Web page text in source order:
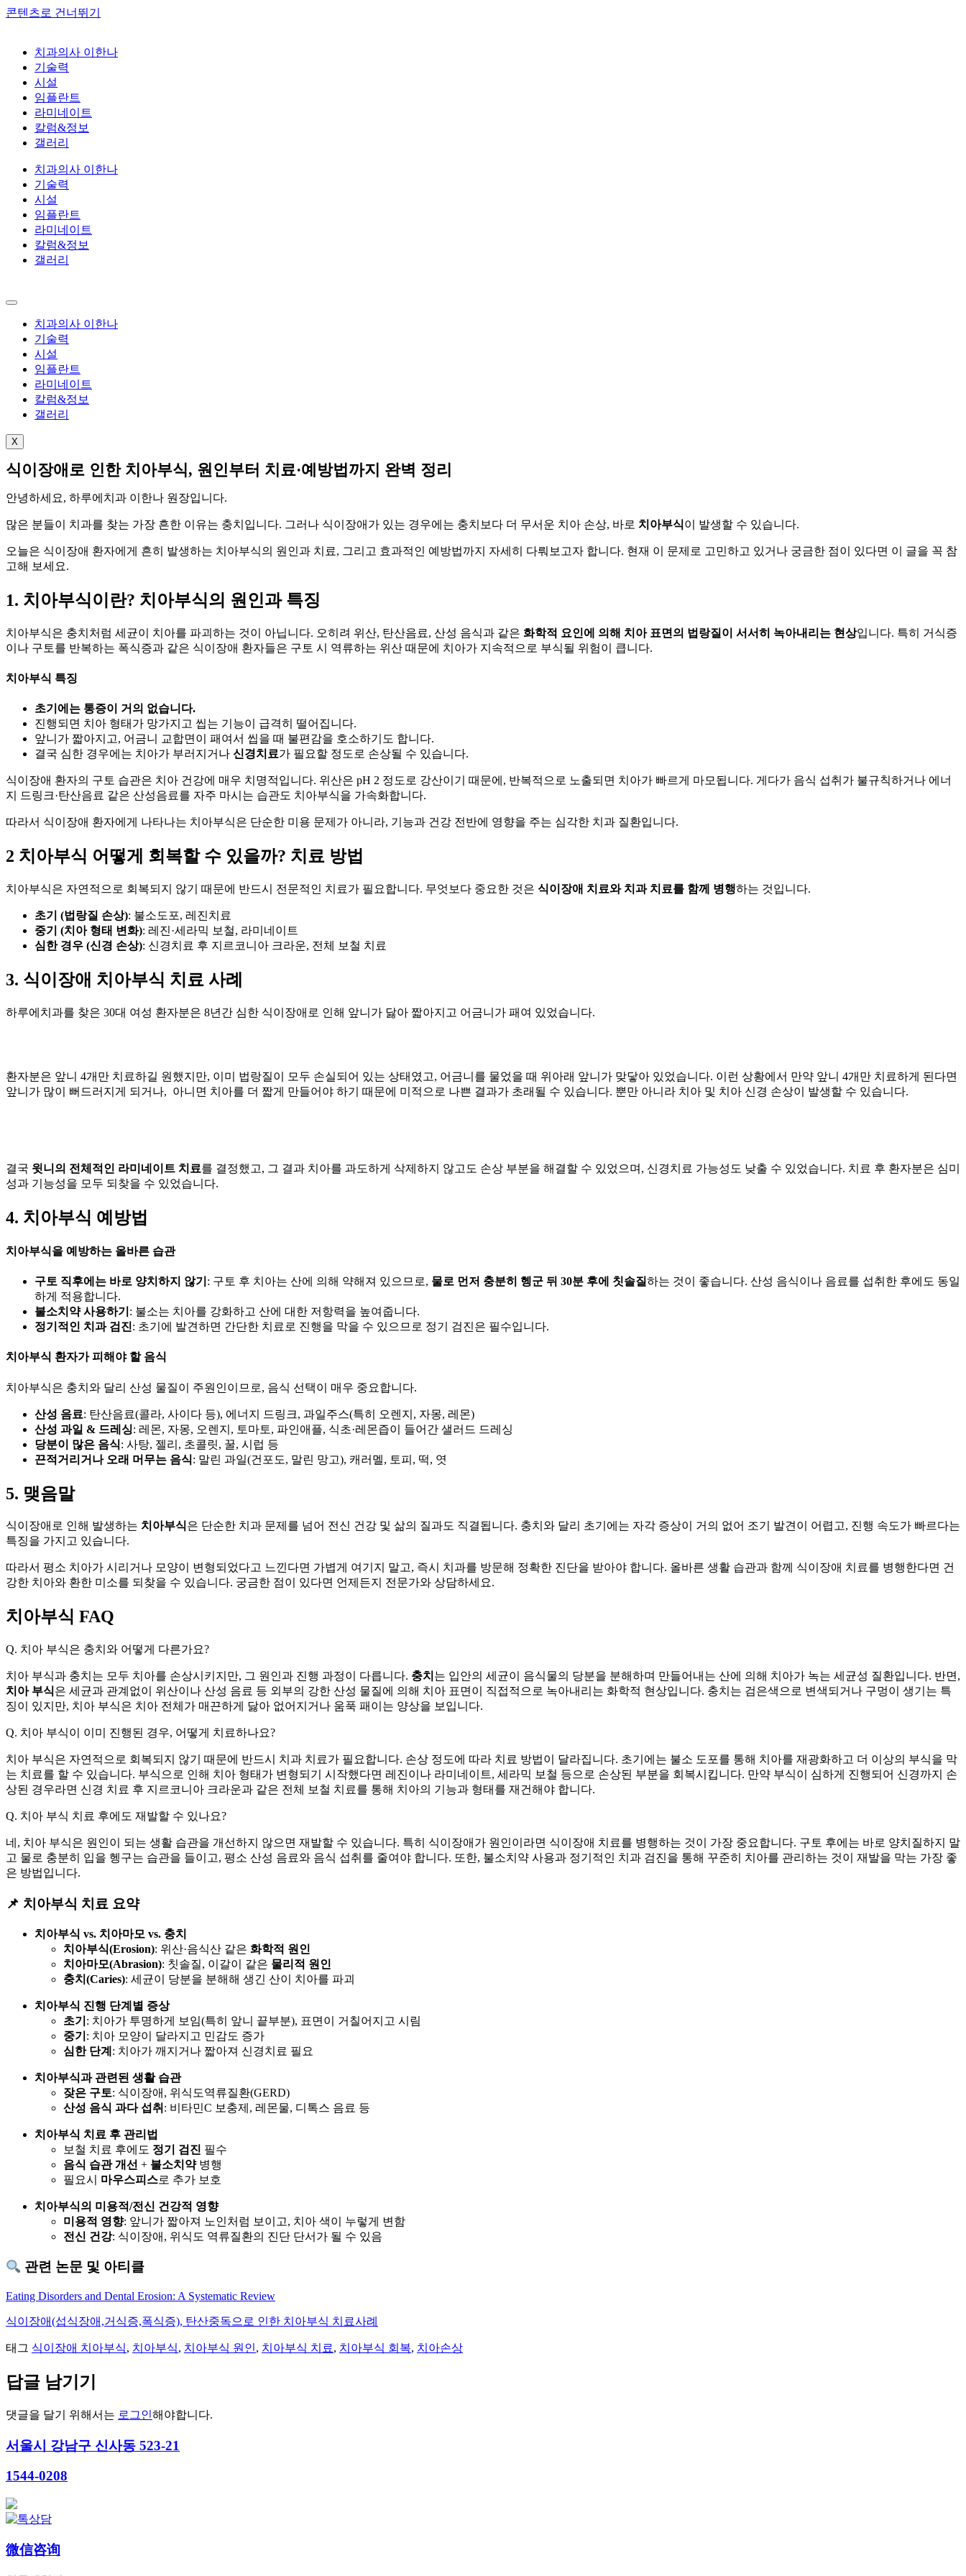
콘텐츠로 건너뛰기
치과의사 이한나
기술력
시설
임플란트
라미네이트
칼럼&정보
갤러리
치과의사 이한나
기술력
시설
임플란트
라미네이트
칼럼&정보
갤러리
치과의사 이한나
기술력
시설
임플란트
라미네이트
칼럼&정보
갤러리
X
식이장애로 인한 치아부식, 원인부터 치료·예방법까지 완벽 정리
안녕하세요, 하루에치과 이한나 원장입니다.
많은 분들이 치과를 찾는 가장 흔한 이유는 충치입니다. 그러나 식이장애가 있는 경우에는 충치보다 더 무서운 치아 손상, 바로 치아부식이 발생할 수 있습니다.
오늘은 식이장애 환자에게 흔히 발생하는 치아부식의 원인과 치료, 그리고 효과적인 예방법까지 자세히 다뤄보고자 합니다. 현재 이 문제로 고민하고 있거나 궁금한 점이 있다면 이 글을 꼭 참
고해 보세요.
1. 치아부식이란? 치아부식의 원인과 특징
치아부식은 충치처럼 세균이 치아를 파괴하는 것이 아닙니다. 오히려 위산, 탄산음료, 산성 음식과 같은 화학적 요인에 의해 치아 표면의 법랑질이 서서히 녹아내리는 현상입니다. 특히 거식증
이나 구토를 반복하는 폭식증과 같은 식이장애 환자들은 구토 시 역류하는 위산 때문에 치아가 지속적으로 부식될 위험이 큽니다.
치아부식 특징
초기에는 통증이 거의 없습니다.
진행되면 치아 형태가 망가지고 씹는 기능이 급격히 떨어집니다.
앞니가 짧아지고, 어금니 교합면이 패여서 씹을 때 불편감을 호소하기도 합니다.
결국 심한 경우에는 치아가 부러지거나 신경치료가 필요할 정도로 손상될 수 있습니다.
식이장애 환자의 구토 습관은 치아 건강에 매우 치명적입니다. 위산은 pH 2 정도로 강산이기 때문에, 반복적으로 노출되면 치아가 빠르게 마모됩니다. 게다가 음식 섭취가 불규칙하거나 에너
지 드링크·탄산음료 같은 산성음료를 자주 마시는 습관도 치아부식을 가속화합니다.
따라서 식이장애 환자에게 나타나는 치아부식은 단순한 미용 문제가 아니라, 기능과 건강 전반에 영향을 주는 심각한 치과 질환입니다.
2 치아부식 어떻게 회복할 수 있을까? 치료 방법
치아부식은 자연적으로 회복되지 않기 때문에 반드시 전문적인 치료가 필요합니다. 무엇보다 중요한 것은 식이장애 치료와 치과 치료를 함께 병행하는 것입니다.
초기 (법랑질 손상): 불소도포, 레진치료
중기 (치아 형태 변화): 레진·세라믹 보철, 라미네이트
심한 경우 (신경 손상): 신경치료 후 지르코니아 크라운, 전체 보철 치료
3. 식이장애 치아부식 치료 사례
하루에치과를 찾은 30대 여성 환자분은 8년간 심한 식이장애로 인해 앞니가 닳아 짧아지고 어금니가 패여 있었습니다.
환자분은 앞니 4개만 치료하길 원했지만, 이미 법랑질이 모두 손실되어 있는 상태였고, 어금니를 물었을 때 위아래 앞니가 맞닿아 있었습니다. 이런 상황에서 만약 앞니 4개만 치료하게 된다면
앞니가 많이 뻐드러지게 되거나, 아니면 치아를 더 짧게 만들어야 하기 때문에 미적으로 나쁜 결과가 초래될 수 있습니다. 뿐만 아니라 치아 및 치아 신경 손상이 발생할 수 있습니다.
결국 윗니의 전체적인 라미네이트 치료를 결정했고, 그 결과 치아를 과도하게 삭제하지 않고도 손상 부분을 해결할 수 있었으며, 신경치료 가능성도 낮출 수 있었습니다. 치료 후 환자분은 심미
성과 기능성을 모두 되찾을 수 있었습니다.
4. 치아부식 예방법
치아부식을 예방하는 올바른 습관
구토 직후에는 바로 양치하지 않기 : 구토 후 치아는 산에 의해 약해져 있으므로, 물로 먼저 충분히 헹군 뒤 30분 후에 칫솔질하는 것이 좋습니다. 산성 음식이나 음료를 섭취한 후에도 동일
하게 적용합니다.
불소치약 사용하기 : 불소는 치아를 강화하고 산에 대한 저항력을 높여줍니다.
정기적인 치과 검진: 초기에 발견하면 간단한 치료로 진행을 막을 수 있으므로 정기 검진은 필수입니다.
치아부식 환자가 피해야 할 음식
치아부식은 충치와 달리 산성 물질이 주원인이므로, 음식 선택이 매우 중요합니다.
산성 음료: 탄산음료(콜라, 사이다 등), 에너지 드링크, 과일주스(특히 오렌지, 자몽, 레몬)
산성 과일 & 드레싱: 레몬, 자몽, 오렌지, 토마토, 파인애플, 식초·레몬즙이 들어간 샐러드 드레싱
당분이 많은 음식: 사탕, 젤리, 초콜릿, 꿀, 시럽 등
끈적거리거나 오래 머무는 음식: 말린 과일(건포도, 말린 망고), 캐러멜, 토피, 떡, 엿
5. 맺음말
식이장애로 인해 발생하는 치아부식은 단순한 치과 문제를 넘어 전신 건강 및 삶의 질과도 직결됩니다. 충치와 달리 초기에는 자각 증상이 거의 없어 조기 발견이 어렵고, 진행 속도가 빠르다는
특징을 가지고 있습니다.
따라서 평소 치아가 시리거나 모양이 변형되었다고 느낀다면 가볍게 여기지 말고, 즉시 치과를 방문해 정확한 진단을 받아야 합니다. 올바른 생활 습관과 함께 식이장애 치료를 병행한다면 건
강한 치아와 환한 미소를 되찾을 수 있습니다. 궁금한 점이 있다면 언제든지 전문가와 상담하세요.
치아부식 FAQ
Q. 치아 부식은 충치와 어떻게 다른가요?
치아 부식과 충치는 모두 치아를 손상시키지만, 그 원인과 진행 과정이 다릅니다. 충치 는 입안의 세균이 음식물의 당분을 분해하며 만들어내는 산에 의해 치아가 녹는 세균성 질환입니다. 반면,
치아 부식은 세균과 관계없이 위산이나 산성 음료 등 외부의 강한 산성 물질에 의해 치아 표면이 직접적으로 녹아내리는 화학적 현상입니다. 충치는 검은색으로 변색되거나 구멍이 생기는 특
징이 있지만, 치아 부식은 치아 전체가 매끈하게 닳아 없어지거나 움푹 패이는 양상을 보입니다.
Q. 치아 부식이 이미 진행된 경우, 어떻게 치료하나요?
치아 부식은 자연적으로 회복되지 않기 때문에 반드시 치과 치료가 필요합니다. 손상 정도에 따라 치료 방법이 달라집니다. 초기에는 불소 도포를 통해 치아를 재광화하고 더 이상의 부식을 막
는 치료를 할 수 있습니다. 부식으로 인해 치아 형태가 변형되기 시작했다면 레진이나 라미네이트, 세라믹 보철 등으로 손상된 부분을 회복시킵니다. 만약 부식이 심하게 진행되어 신경까지 손
상된 경우라면 신경 치료 후 지르코니아 크라운과 같은 전체 보철 치료를 통해 치아의 기능과 형태를 재건해야 합니다.
Q. 치아 부식 치료 후에도 재발할 수 있나요?
네, 치아 부식은 원인이 되는 생활 습관을 개선하지 않으면 재발할 수 있습니다. 특히 식이장애가 원인이라면 식이장애 치료를 병행하는 것이 가장 중요합니다. 구토 후에는 바로 양치질하지 말
고 물로 충분히 입을 헹구는 습관을 들이고, 평소 산성 음료와 음식 섭취를 줄여야 합니다. 또한, 불소치약 사용과 정기적인 치과 검진을 통해 꾸준히 치아를 관리하는 것이 재발을 막는 가장 좋
은 방법입니다.
📌 치아부식 치료 요약
치아부식 vs. 치아마모 vs. 충치
치아부식(Erosion): 위산·음식산 같은 화학적 원인
치아마모(Abrasion): 칫솔질, 이갈이 같은 물리적 원인
충치(Caries): 세균이 당분을 분해해 생긴 산이 치아를 파괴
치아부식 진행 단계별 증상
초기 : 치아가 투명하게 보임(특히 앞니 끝부분), 표면이 거칠어지고 시림
중기 : 치아 모양이 달라지고 민감도 증가
심한 단계 : 치아가 깨지거나 짧아져 신경치료 필요
치아부식과 관련된 생활 습관
잦은 구토: 식이장애, 위식도역류질환(GERD)
산성 음식 과다 섭취 : 비타민C 보충제, 레몬물, 디톡스 음료 등
치아부식 치료 후 관리법
보철 치료 후에도 정기 검진 필수
음식 습관 개선 + 불소치약병행
필요시 마우스피스로 추가 보호
치아부식의 미용적/전신 건강적 영향
미용적 영향: 앞니가 짧아져 노인처럼 보이고, 치아 색이 누렇게 변함
전신 건강: 식이장애, 위식도 역류질환의 진단 단서가 될 수 있음
관련 논문 및 아티클
Eating Disorders and Dental Erosion: A Systematic Review
식이장애(섭식장애,거식증,폭식증), 탄산중독으로 인한 치아부식 치료사례
태그 식이장애 치아부식, 치아부식, 치아부식 원인, 치아부식 치료, 치아부식 회복, 치아손상
답글 남기기
댓글을 달기 위해서는 로그인해야합니다.
서울시 강남구 신사동 523-21
1544-0208
微信咨询